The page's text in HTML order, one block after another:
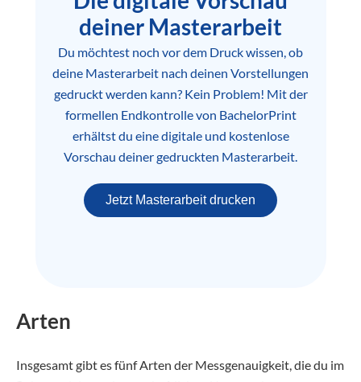
deiner Masterarbeit
Du möchtest noch vor dem Druck wissen, ob
deine Masterarbeit nach deinen Vorstellungen
gedruckt werden kann? Kein Problem! Mit der
formellen Endkontrolle von BachelorPrint
erhältst du eine digitale und kostenlose
Vorschau deiner gedruckten Masterarbeit.
Jetzt Masterarbeit drucken
Arten
Insgesamt gibt es fünf Arten der Messgenauigkeit, die du im